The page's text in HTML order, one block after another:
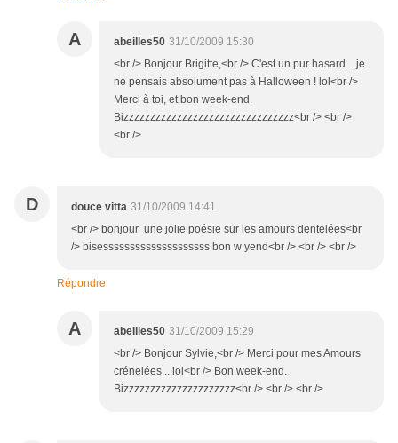
A abeilles50 31/10/2009 15:30
<br /> Bonjour Brigitte,<br /> C'est un pur hasard... je
ne pensais absolument pas à Halloween ! lol<br />
Merci à toi, et bon week-end.
Bizzzzzzzzzzzzzzzzzzzzzzzzzzzzzzzz<br /> <br />
<br />
D douce vitta 31/10/2009 14:41
<br /> bonjour une jolie poésie sur les amours dentelées<br
/> bisessssssssssssssssssss bon w yend<br /> <br /> <br />
Répondre
A abeilles50 31/10/2009 15:29
<br /> Bonjour Sylvie,<br /> Merci pour mes Amours
crénelées... lol<br /> Bon week-end.
Bizzzzzzzzzzzzzzzzzzzzz<br /> <br /> <br />